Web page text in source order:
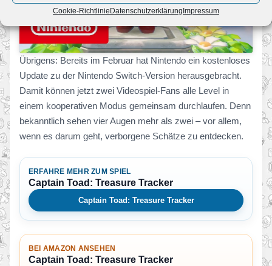
Cookie-Richtlinie Datenschutzerklärung Impressum
Übrigens: Bereits im Februar hat Nintendo ein kostenloses
Update zu der Nintendo Switch-Version herausgebracht.
Damit können jetzt zwei Videospiel-Fans alle Level in
einem kooperativen Modus gemeinsam durchlaufen. Denn
bekanntlich sehen vier Augen mehr als zwei – vor allem,
wenn es darum geht, verborgene Schätze zu entdecken.
ERFAHRE MEHR ZUM SPIEL
Captain Toad: Treasure Tracker
Captain Toad: Treasure Tracker
BEI AMAZON ANSEHEN
Captain Toad: Treasure Tracker